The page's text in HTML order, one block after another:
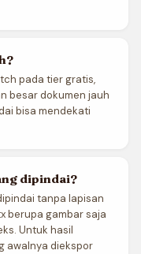
pada tier gratis,
besar dokumen jauh
bisa mendekati
dipindai?
tanpa lapisan
berupa gambar saja
Untuk hasil
awalnya diekspor